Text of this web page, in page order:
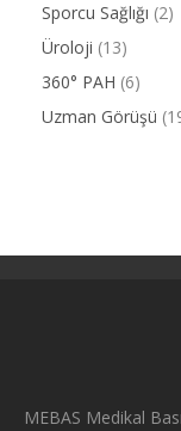
Sporcu Sağlığı (2)
Üroloji (13)
360° PAH (6)
Uzman Görüşü
MEBAS Medikal